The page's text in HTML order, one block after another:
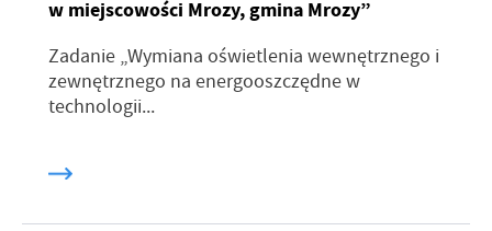
w miejscowości Mrozy, gmina Mrozy”
Zadanie „Wymiana oświetlenia wewnętrznego i
zewnętrznego na energooszczędne w
technologii...
promocyjne mogą pojawić się na stronach podmiotów trzecich lub
Firmy te działają w charakterze pośredników prezentujących nasze
treści w postaci wiadomości, ofert, komunikatów mediów
społecznościowych.